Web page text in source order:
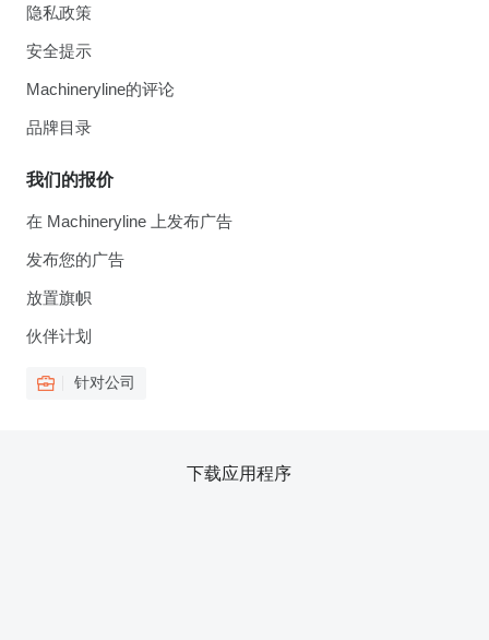
隐私政策
安全提示
Machineryline的评论
品牌目录
我们的报价
在 Machineryline 上发布广告
发布您的广告
放置旗帜
伙伴计划
针对公司
下载应用程序